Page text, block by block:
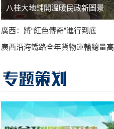
八桂大地鋪開溫暖民政新圖景
廣西：將“紅色傳奇”進行到底
廣西沿海鐵路全年貨物運輸總量高